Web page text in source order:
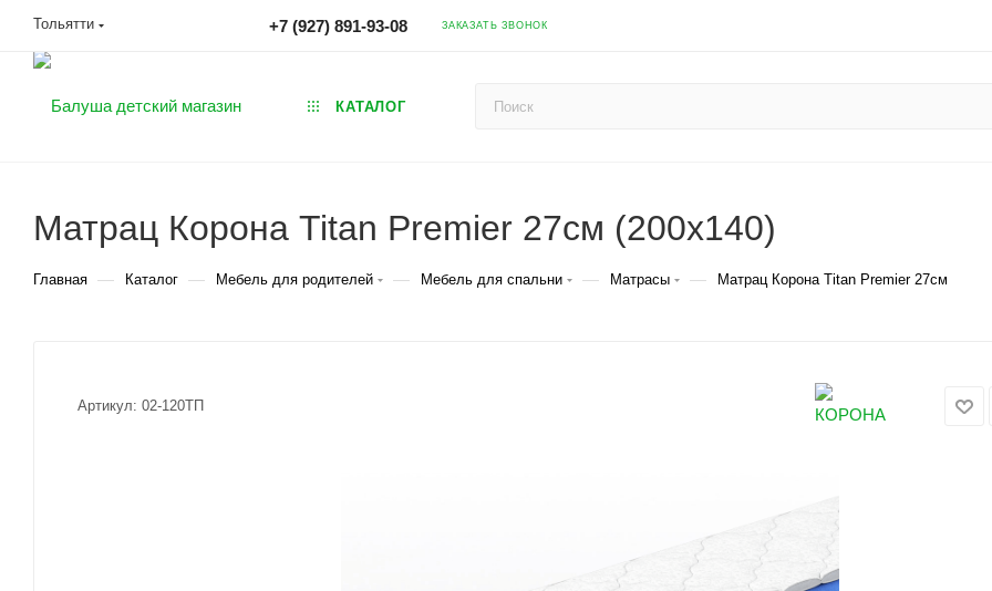
Тольятти +7 (927) 891-93-08 ЗАКАЗАТЬ ЗВОНОК
КАТАЛОГ
Матрац Корона Titan Premier 27см (200х140)
Главная — Каталог — Мебель для родителей — Мебель для спальни — Матрасы — Матрац Корона Titan Premier 27см
Артикул: 02-120ТП